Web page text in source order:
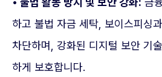
하고 불법 자금 세탁, 보이스피싱
차단하며, 강화된 디지털 보안 기
하게 보호합니다.